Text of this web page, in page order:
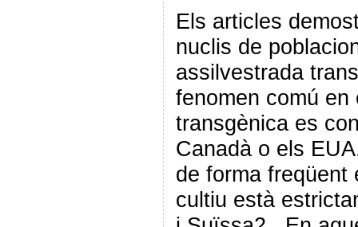
Els articles
nuclis de
assilvestrada
fenomen comú
transgènica es
Canadà o els
de forma freqüent
cultiu està